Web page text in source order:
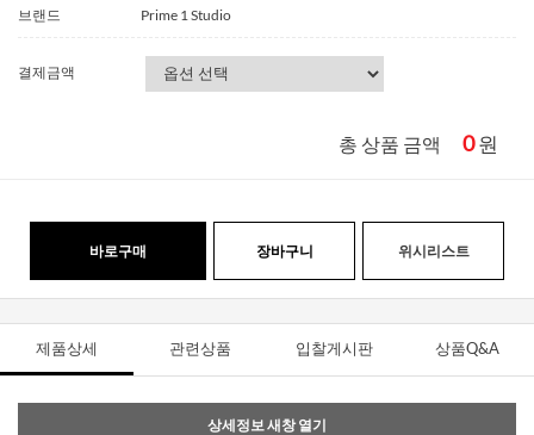
브랜드
Prime 1 Studio
결제금액
총 상품 금액 0원
바로구매 장바구니 위시리스트
제품상세 관련상품 입찰게시판 상품Q&A
상세정보 새창 열기